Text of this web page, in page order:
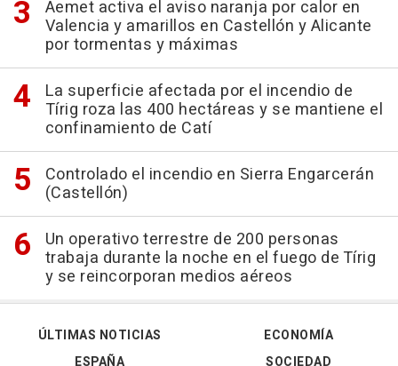
Aemet activa el aviso naranja por calor en
Valencia y amarillos en Castellón y Alicante
por tormentas y máximas
La superficie afectada por el incendio de
Tírig roza las 400 hectáreas y se mantiene el
confinamiento de Catí
Controlado el incendio en Sierra Engarcerán
(Castellón)
Un operativo terrestre de 200 personas
trabaja durante la noche en el fuego de Tírig
y se reincorporan medios aéreos
ÚLTIMAS NOTICIAS
ESPAÑA
ECONOMÍA
SOCIEDAD